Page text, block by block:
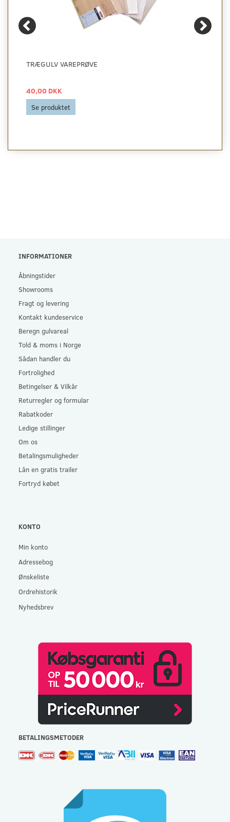
TRÆGULV VAREPRØVE
40,00 DKK
Se produktet
INFORMATIONER
Åbningstider
Showrooms
Fragt og levering
Kontakt kundeservice
Beregn gulvareal
Told & moms i Norge
Sådan handler du
Fortrolighed
Betingelser & Vilkår
Returregler og formular
Rabatkoder
Ledige stillinger
Om os
Betalingsmuligheder
Lån en gratis trailer
Fortryd købet
KONTO
Min konto
Adressebog
Ønskeliste
Ordrehistorik
Nyhedsbrev
BETALINGSMETODER